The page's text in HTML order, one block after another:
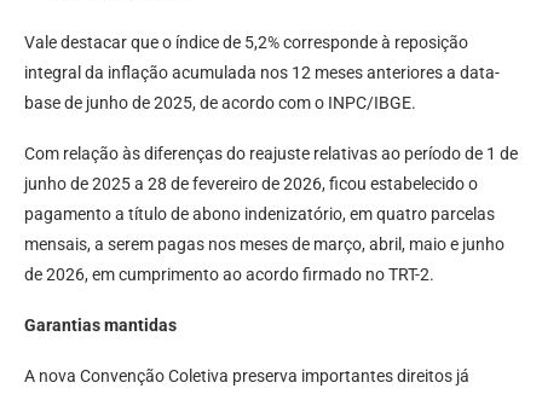
Vale destacar que o índice de 5,2% corresponde à reposição
integral da inflação acumulada nos 12 meses anteriores a data-
base de junho de 2025, de acordo com o INPC/IBGE.
Com relação às diferenças do reajuste relativas ao período de 1 de
junho de 2025 a 28 de fevereiro de 2026, ficou estabelecido o
pagamento a título de abono indenizatório, em quatro parcelas
mensais, a serem pagas nos meses de março, abril, maio e junho
de 2026, em cumprimento ao acordo firmado no TRT-2.
Garantias mantidas
A nova Convenção Coletiva preserva importantes direitos já